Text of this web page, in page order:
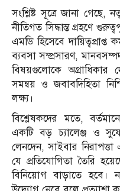
সংশ্লিষ্ট সূত্রে জানা গেছে,
নীতিগত সিদ্ধান্ত গ্রহণে
এমডি হিসেবে দায়িত্বপ্রাপ্ত
ব্যবসা সম্প্রসারণ,
বিষয়গুলোকে অগ্রাধিকার
সমন্বয় ও জবাবদিহিতা
লক্ষ্য।
বিশ্লেষকদের মতে,
একটি বড় চ্যালেঞ্জ ও
লেনদেন, সাইবার নিরাপত্তা
যে প্রতিযোগিতা তৈরি
বিনিয়োগ বাড়াতে হবে।